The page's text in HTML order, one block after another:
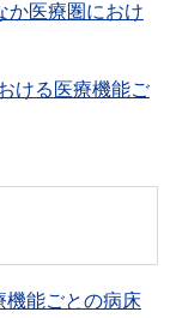
か医療圏におけ
ける医療機能ご
機能ごとの病床